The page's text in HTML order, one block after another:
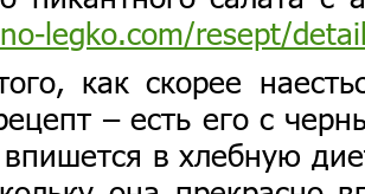
legko.com/resept/
как скорее
– есть его с
впишется в хлебную